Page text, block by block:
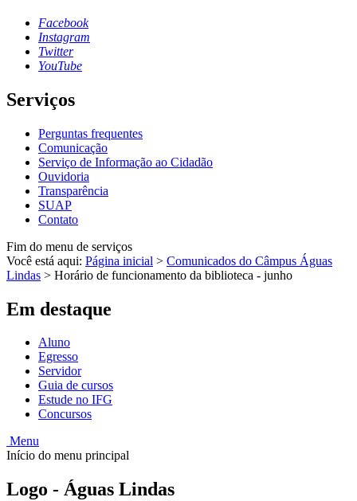
Facebook
Instagram
Twitter
YouTube
Serviços
Perguntas frequentes
Comunicação
Serviço de Informação ao Cidadão
Ouvidoria
Transparência
SUAP
Contato
Fim do menu de serviços
Você está aqui: Página inicial > Comunicados do Câmpus Águas
Lindas > Horário de funcionamento da biblioteca - junho
Em destaque
Aluno
Egresso
Servidor
Guia de cursos
Estude no IFG
Concursos
Menu
Início do menu principal
Logo - Águas Lindas